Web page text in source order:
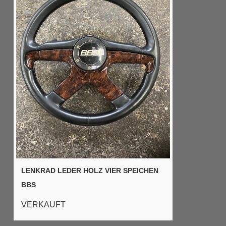
LENKRAD LEDER HOLZ VIER SPEICHEN
BBS
VERKAUFT